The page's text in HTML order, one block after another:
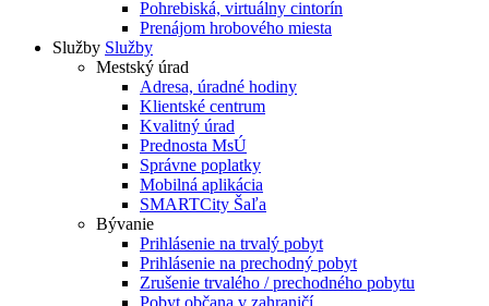
Pohrebiská, virtuálny cintorín
Prenájom hrobového miesta
Služby Služby
Mestský úrad
Adresa, úradné hodiny
Klientské centrum
Kvalitný úrad
Prednosta MsÚ
Správne poplatky
Mobilná aplikácia
SMARTCity Šaľa
Bývanie
Prihlásenie na trvalý pobyt
Prihlásenie na prechodný pobyt
Zrušenie trvalého / prechodného pobytu
Pobyt občana v zahraničí